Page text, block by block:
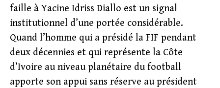
faille à Yacine Idriss Diallo est un signal
institutionnel d’une portée considérable.
Quand l’homme qui a présidé la FIF pendant
deux décennies et qui représente la Côte
d’Ivoire au niveau planétaire du football
apporte son appui sans réserve au président